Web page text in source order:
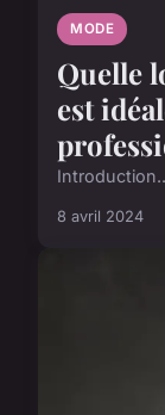
MODE
Quelle
est
8 avril 2024